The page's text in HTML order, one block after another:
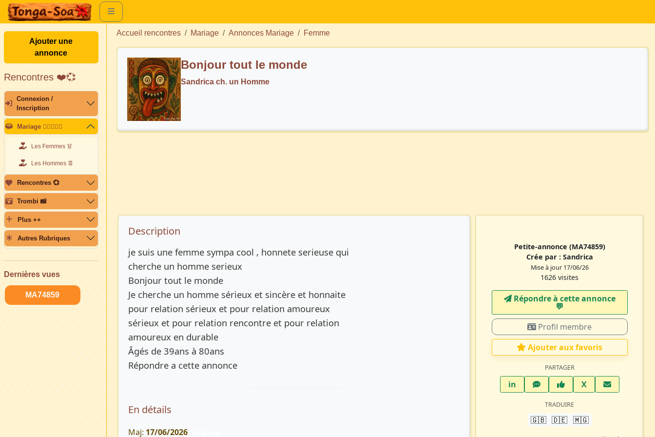
Ajouter une
annonce
Rencontres ❤️💞
Connexion /
Inscription
Mariage 👩🏽‍❤️‍👨🏽
Les Femmes 👗
Les Hommes 👖
Rencontres 💞
Trombi 📸
Plus ++
Autres Rubriques
Dernières vues
MA74859
Accueil rencontres Mariage Annonces Mariage Femme
Bonjour tout le monde
Sandrica ch. un Homme
Description de l’annonce
Description
je suis une femme sympa cool , honnete serieuse qui
cherche un homme serieux
Bonjour tout le monde
Je cherche un homme sérieux et sincère et honnaite
pour relation sérieux et pour relation amoureux
sérieux et pour relation rencontre et pour relation
amoureux en durable
Âgés de 39ans à 80ans
Répondre a cette annonce
En détails
Maj: 17/06/2026
Petite-annonce (MA74859)
Crée par : Sandrica
Mise à jour 17/06/26
1626 visites
Répondre à cette annonce
💬​
Profil membre
Ajouter aux favoris
PARTAGER
inLinkedInWhatsAppFacebook
XTwitter X
TRADUIRE
🇬🇧 🇩🇪 🇲🇬